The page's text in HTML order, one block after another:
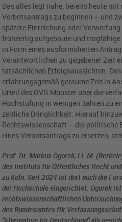
Das alles legt nahe, bereits heute
Verbotsantrags zu beginnen – und
spätere Einreichung oder
frühzeitig aufgebaute und
in Form eines ausformulierten
Verantwortlichen zu gegebener Zeit
tatsächlichen Erfolgsaussichten.
erfahrungsgemäß geraume Zeit in
Urteil des OVG Münster über die
Hochstufung in wenigen Jahren zu
zeitliche Dringlichkeit. Hierauf
Rechtswissenschaft – die politische
eines Verbotsantrags zu ersetzen,
Prof. Dr. Markus Ogorek, LL.M.
des Instituts für Öffentliches Recht
zu Köln. Seit 2024 ist dort auch die
der Hochschule eingerichtet. Ogorek
rechtswissenschaftlichen
des Bundesamtes für
"Alternative für Deutschland" als